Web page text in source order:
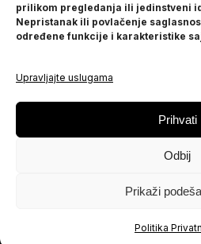
prilikom pregledanja ili jedinstveni
Nepristanak ili povlačenje
određene funkcije i karakteristike
Upravljajte uslugama
Prihvati
Odbij
Prikaži
Politika
POMOĆ
Politika privatnosti
PRATITE NAS
Instagram